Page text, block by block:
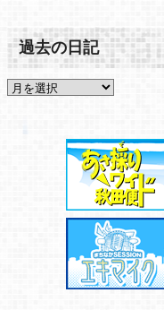
過去の日記